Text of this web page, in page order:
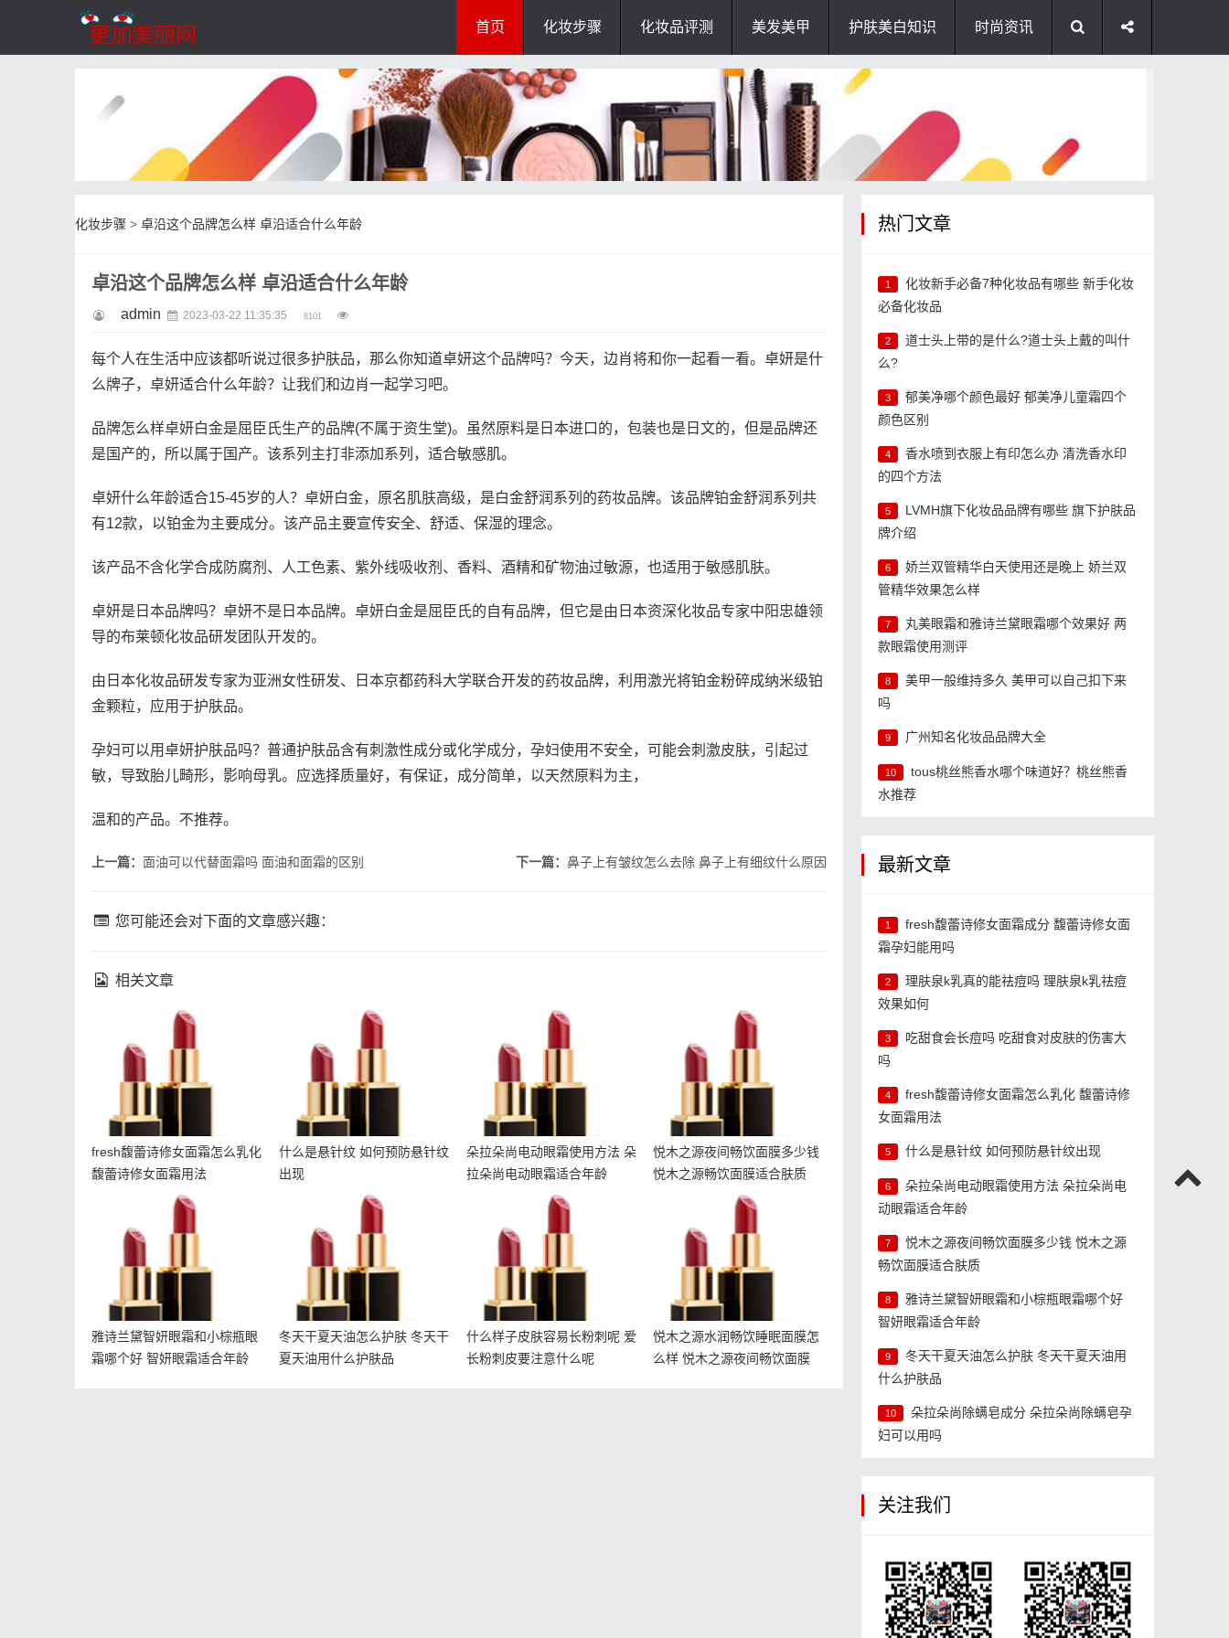
首页 化妆步骤 化妆品评测 美发美甲 护肤美白知识 时尚资讯
化妆步骤 > 卓沿这个品牌怎么样 卓沿适合什么年龄
卓沿这个品牌怎么样 卓沿适合什么年龄
admin 2023-03-22 11:35:35 8101
每个人在生活中应该都听说过很多护肤品，那么你知道卓妍这个品牌吗？今天，边肖将和你一起看一看。卓妍是什
么牌子，卓妍适合什么年龄？让我们和边肖一起学习吧。
品牌怎么样卓妍白金是屈臣氏生产的品牌(不属于资生堂)。虽然原料是日本进口的，包装也是日文的，但是品牌还
是国产的，所以属于国产。该系列主打非添加系列，适合敏感肌。
卓妍什么年龄适合15-45岁的人？卓妍白金，原名肌肤高级，是白金舒润系列的药妆品牌。该品牌铂金舒润系列共
有12款，以铂金为主要成分。该产品主要宣传安全、舒适、保湿的理念。
该产品不含化学合成防腐剂、人工色素、紫外线吸收剂、香料、酒精和矿物油过敏源，也适用于敏感肌肤。
卓妍是日本品牌吗？卓妍不是日本品牌。卓妍白金是屈臣氏的自有品牌，但它是由日本资深化妆品专家中阳忠雄领
导的布莱顿化妆品研发团队开发的。
由日本化妆品研发专家为亚洲女性研发、日本京都药科大学联合开发的药妆品牌，利用激光将铂金粉碎成纳米级铂
金颗粒，应用于护肤品。
孕妇可以用卓妍护肤品吗？普通护肤品含有刺激性成分或化学成分，孕妇使用不安全，可能会刺激皮肤，引起过
敏，导致胎儿畸形，影响母乳。应选择质量好，有保证，成分简单，以天然原料为主，
温和的产品。不推荐。
上一篇： 面油可以代替面霜吗 面油和面霜的区别 下一篇： 鼻子上有皱纹怎么去除 鼻子上有细纹什么原因
您可能还会对下面的文章感兴趣：
相关文章
fresh馥蕾诗修女面霜怎么
fresh馥蕾诗修女面霜怎么乳化
馥蕾诗修女面霜用法
什么是悬针纹 如何预防悬
什么是悬针纹 如何预防悬针纹
出现
朵拉朵尚电动眼霜使用方
朵拉朵尚电动眼霜使用方法 朵
拉朵尚电动眼霜适合年龄
悦木之源夜间畅饮面膜多
合肤质
悦木之源夜间畅饮面膜多少钱
悦木之源畅饮面膜适合肤质
雅诗兰黛智妍眼霜和小棕
合年龄
雅诗兰黛智妍眼霜和小棕瓶眼
霜哪个好 智妍眼霜适合年龄
冬天干夏天油怎么护肤 冬
冬天干夏天油怎么护肤 冬天干
夏天油用什么护肤品
什么样子皮肤容易长粉刺
什么样子皮肤容易长粉刺呢 爱
长粉刺皮要注意什么呢
悦木之源水润畅饮睡眠面
饮面膜
悦木之源水润畅饮睡眠面膜怎
么样 悦木之源夜间畅饮面膜
热门文章
1
化妆新手必备7种化妆品有哪些 新手化妆
必备化妆品
2
道士头上带的是什么?道士头上戴的叫什
么?
3
郁美净哪个颜色最好 郁美净儿童霜四个
颜色区别
4
香水喷到衣服上有印怎么办 清洗香水印
的四个方法
5
LVMH旗下化妆品品牌有哪些 旗下护肤品
牌介绍
6
娇兰双管精华白天使用还是晚上 娇兰双
管精华效果怎么样
7
丸美眼霜和雅诗兰黛眼霜哪个效果好 两
款眼霜使用测评
8
美甲一般维持多久 美甲可以自己扣下来
吗
9 广州知名化妆品品牌大全
10
tous桃丝熊香水哪个味道好？桃丝熊香
水推荐
最新文章
1
fresh馥蕾诗修女面霜成分 馥蕾诗修女面
霜孕妇能用吗
2
理肤泉k乳真的能祛痘吗 理肤泉k乳祛痘
效果如何
3
吃甜食会长痘吗 吃甜食对皮肤的伤害大
吗
4
fresh馥蕾诗修女面霜怎么乳化 馥蕾诗修
女面霜用法
5 什么是悬针纹 如何预防悬针纹出现
6
朵拉朵尚电动眼霜使用方法 朵拉朵尚电
动眼霜适合年龄
7
悦木之源夜间畅饮面膜多少钱 悦木之源
畅饮面膜适合肤质
8
雅诗兰黛智妍眼霜和小棕瓶眼霜哪个好
智妍眼霜适合年龄
9
冬天干夏天油怎么护肤 冬天干夏天油用
什么护肤品
10
朵拉朵尚除螨皂成分 朵拉朵尚除螨皂孕
妇可以用吗
关注我们